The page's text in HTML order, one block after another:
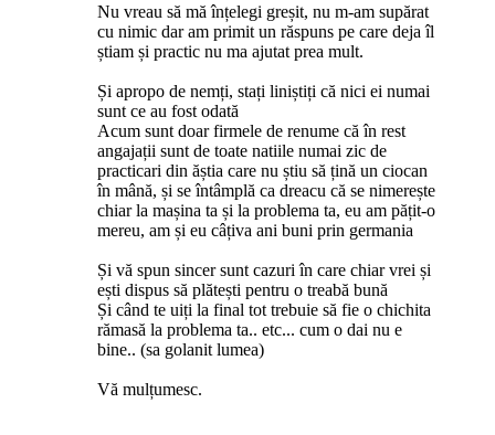
Nu vreau să mă înțelegi greșit, nu m-am supărat
cu nimic dar am primit un răspuns pe care deja îl
știam și practic nu ma ajutat prea mult.
Și apropo de nemți, stați liniștiți că nici ei numai
sunt ce au fost odată
Acum sunt doar firmele de renume că în rest
angajații sunt de toate natiile numai zic de
practicari din ăștia care nu știu să țină un ciocan
în mână, și se întâmplă ca dreacu că se nimerește
chiar la mașina ta și la problema ta, eu am pățit-o
mereu, am și eu câțiva ani buni prin germania
Și vă spun sincer sunt cazuri în care chiar vrei și
ești dispus să plătești pentru o treabă bună
Și când te uiți la final tot trebuie să fie o chichita
rămasă la problema ta.. etc... cum o dai nu e
bine.. (sa golanit lumea)
Vă mulțumesc.